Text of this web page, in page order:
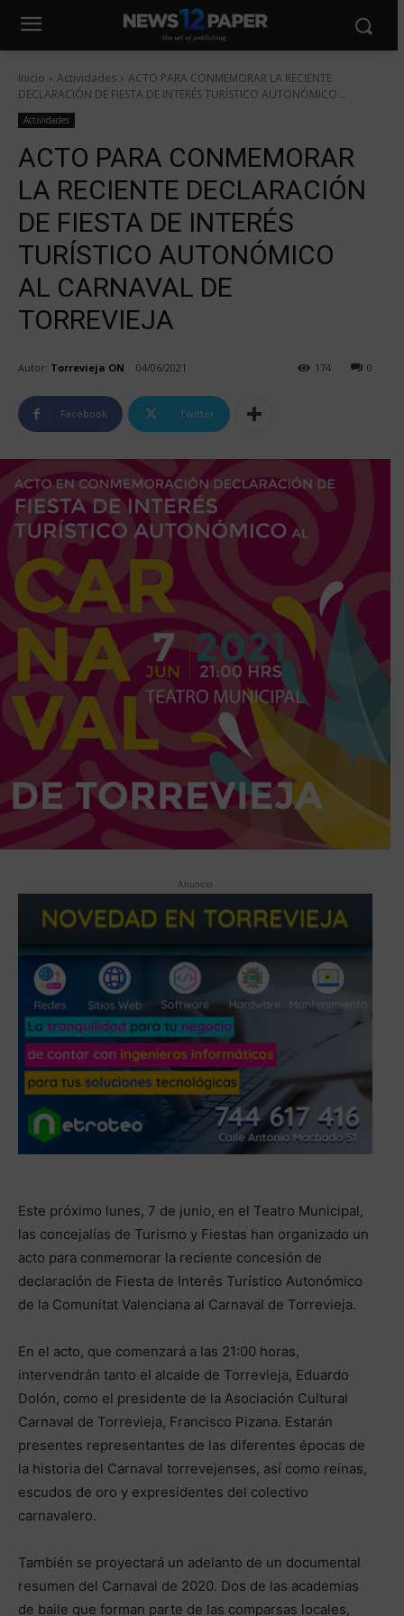
Inicio Actividades
ACTO PARA CONMEMORAR LA RECIENTE
DECLARACIÓN DE FIESTA DE INTERÉS TURÍSTICO AUTONÓMICO...
Actividades
ACTO PARA CONMEMORAR
LA RECIENTE DECLARACIÓN
DE FIESTA DE INTERÉS
TURÍSTICO AUTONÓMICO
AL CARNAVAL DE
TORREVIEJA
Autor: Torrevieja ON 04/06/2021 0
174
Facebook Twitter
Anuncio
Este próximo lunes, 7 de junio, en el Teatro Municipal,
las concejalías de Turismo y Fiestas han organizado un
acto para conmemorar la reciente concesión de
declaración de Fiesta de Interés Turístico Autonómico
de la Comunitat Valenciana al Carnaval de Torrevieja.
En el acto, que comenzará a las 21:00 horas,
intervendrán tanto el alcalde de Torrevieja, Eduardo
Dolón, como el presidente de la Asociación Cultural
Carnaval de Torrevieja, Francisco Pizana. Estarán
presentes representantes de las diferentes épocas de
la historia del Carnaval torrevejenses, así como reinas,
escudos de oro y expresidentes del colectivo
carnavalero.
También se proyectará un adelanto de un documental
resumen del Carnaval de 2020. Dos de las academias
de baile que forman parte de las comparsas locales,